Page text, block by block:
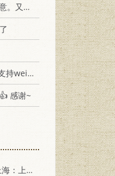
真相》...
支付
感谢~
公司 7805144877